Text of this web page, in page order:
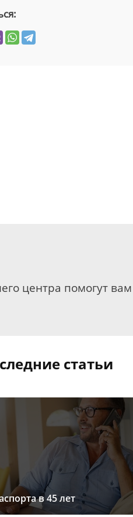
центра помогут
статьи
в 45 лет